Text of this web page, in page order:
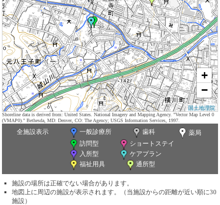
+
−
国土地理院
Shoreline data is derived from: United States. National Imagery and Mapping Agency. "Vector Map Level 0
(VMAP0)." Bethesda, MD: Denver, CO: The Agency; USGS Information Services, 1997.
全施設表示 一般診療所 歯科
薬局
訪問型
ショートステイ
入所型
ケアプラン
福祉用具
通所型
施設の場所は正確でない場合があります。
地図上に周辺の施設が表示されます。（当施設からの距離が近い順に30
施設）